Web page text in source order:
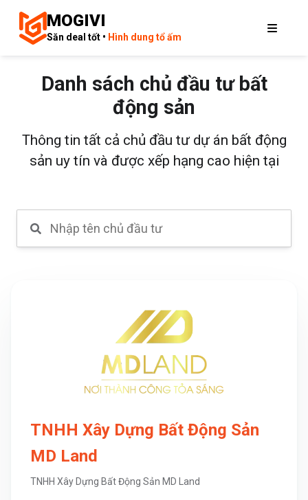
MOGIVI
Săn deal tốt • Hình dung tổ ấm
Danh sách chủ đầu tư bất
động sản
Thông tin tất cả chủ đầu tư dự án bất động
sản uy tín và được xếp hạng cao hiện tại
TNHH Xây Dựng Bất Động Sản
MD Land
TNHH Xây Dựng Bất Động Sản MD Land